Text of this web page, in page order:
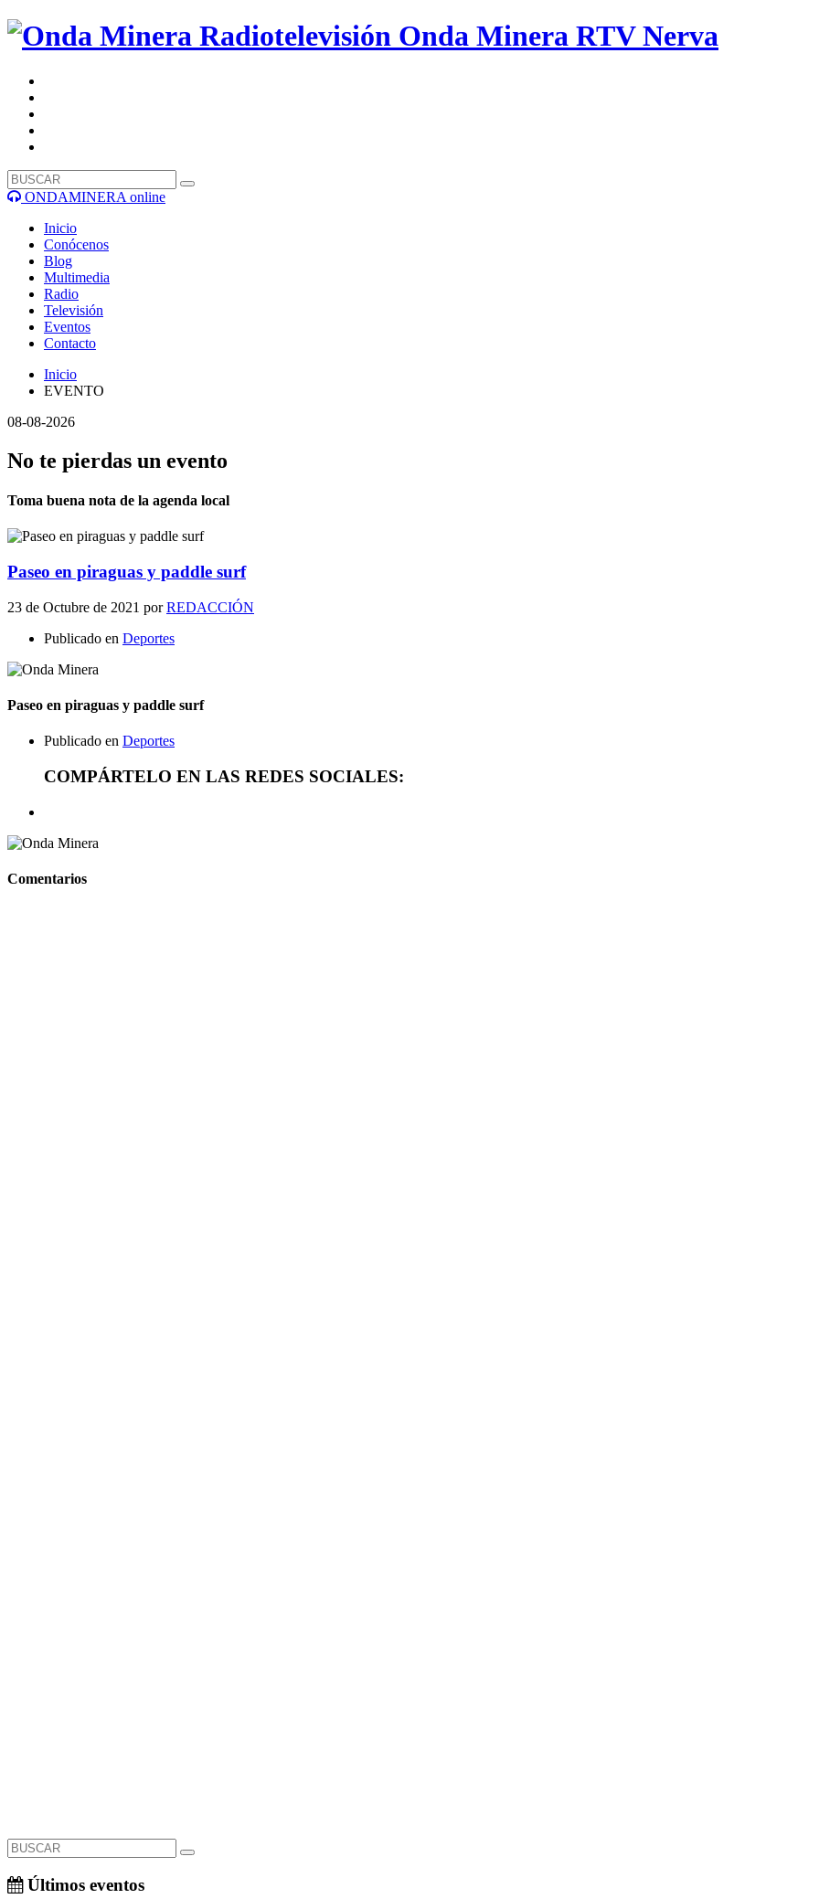
Onda Minera RTVNerva
ONDAMINERA online
Inicio
Conócenos
Blog
Multimedia
Radio
Televisión
Eventos
Contacto
Inicio
EVENTO
08-08-2026
No te pierdas un evento
Toma buena nota de la agenda local
Paseo en piraguas y paddle surf
23 de Octubre de 2021 porREDACCIÓN
Publicado en Deportes
Paseo en piraguas y paddle surf
Publicado en Deportes
COMPÁRTELO EN LAS REDES SOCIALES:
Comentarios
Últimos eventos